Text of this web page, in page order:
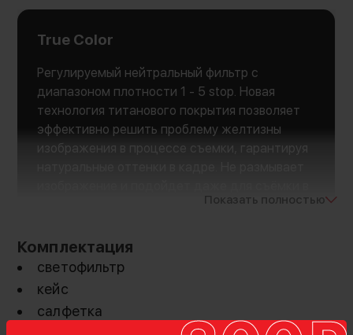
True Color
Регулируемый нейтральный фильтр с
диапазоном плотности 1 - 5 stop. Новая
технология титанового покрытия позволяет
эффективно решить проблему желтизны
изображения в процессе съемки, гарантируя
Показать полностью
Комплектация
светофильтр
кейс
салфетка